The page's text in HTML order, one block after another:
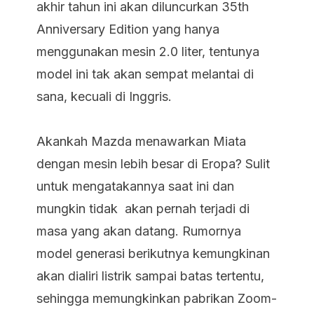
akhir tahun ini akan diluncurkan 35th
Anniversary Edition yang hanya
menggunakan mesin 2.0 liter, tentunya
model ini tak akan sempat melantai di
sana, kecuali di Inggris.
Akankah Mazda menawarkan Miata
dengan mesin lebih besar di Eropa? Sulit
untuk mengatakannya saat ini dan
mungkin tidak akan pernah terjadi di
masa yang akan datang. Rumornya
model generasi berikutnya kemungkinan
akan dialiri listrik sampai batas tertentu,
sehingga memungkinkan pabrikan Zoom-